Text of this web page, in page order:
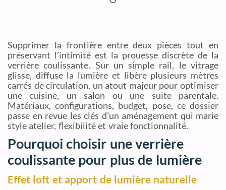
Supprimer la frontière entre deux pièces tout en
préservant l’intimité est la prouesse discrète de la
verrière coulissante. Sur un simple rail, le vitrage
glisse, diffuse la lumière et libère plusieurs mètres
carrés de circulation, un atout majeur pour optimiser
une cuisine, un salon ou une suite parentale.
Matériaux, configurations, budget, pose, ce dossier
passe en revue les clés d’un aménagement qui marie
style atelier, flexibilité et vraie fonctionnalité.
Pourquoi choisir une verrière
coulissante pour plus de lumière
Effet loft et apport de lumière naturelle